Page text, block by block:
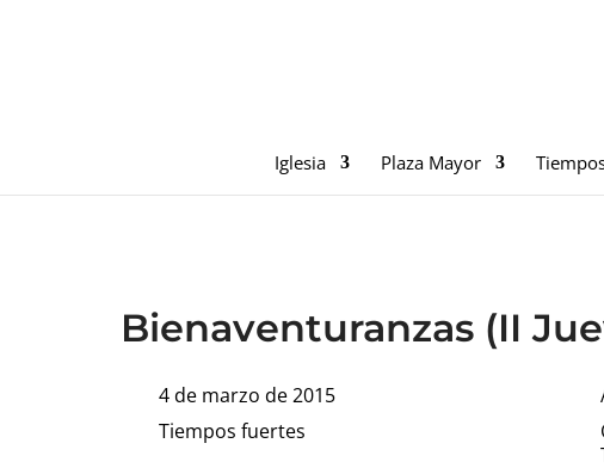
Iglesia Plaza Mayor
Bienaventuranzas (II
4 de marzo de 2015
Tiempos fuertes